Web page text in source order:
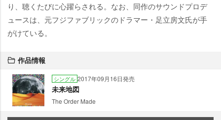
り、聴くたびに心躍らされる。なお、同作のサウンドプロデ
ュースは、元フジファブリックのドラマー・足立房文氏が手
がけている。
作品情報
シングル 2017年09月16日発売
未来地図
The Order Made